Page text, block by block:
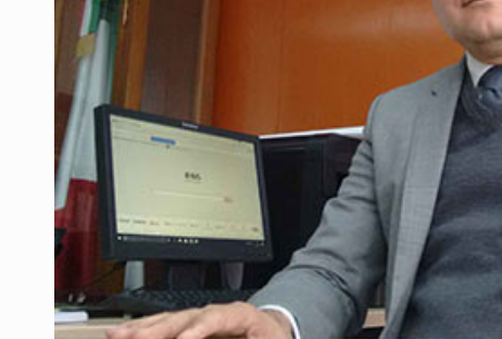
SCJN ordena al Congreso de
Fiscalía exhuma 126 cuerpos de 32
Balean a hombre en calles de la